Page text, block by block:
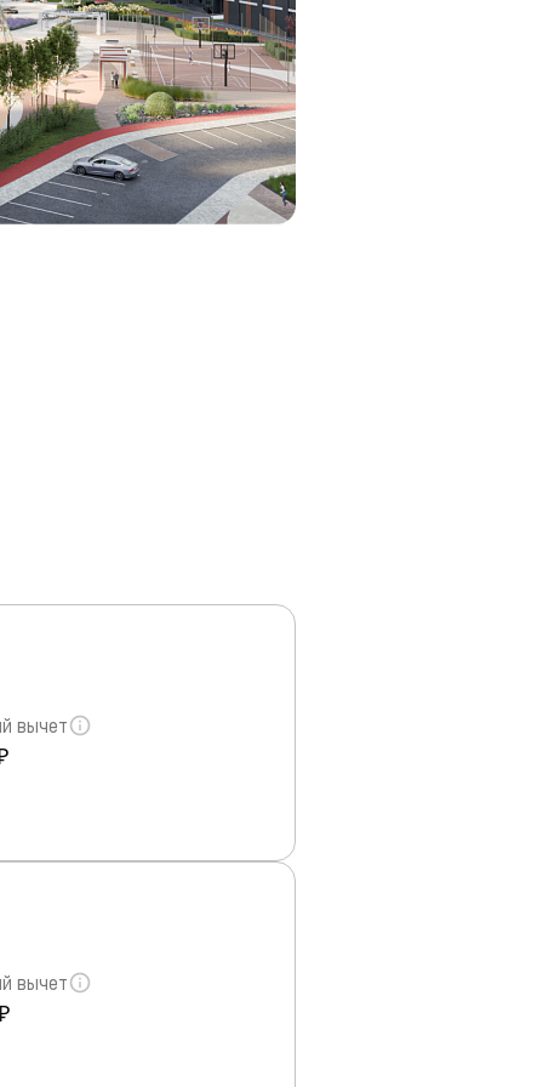
вычет
вычет